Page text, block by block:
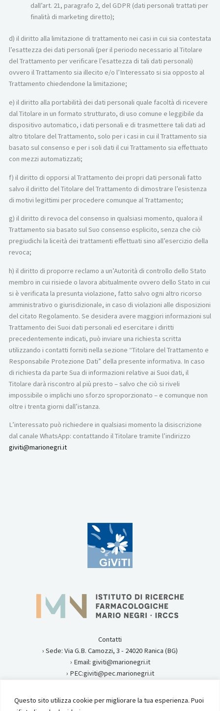
Questo sito utilizza cookie per migliorare la tua esperienza. Puoi
dall’art. 21, paragrafo 2, del GDPR (dati personali trattati per
finalità di marketing diretto);
d) il diritto alla limitazione di trattamento nei casi in cui sia contestata
l’esattezza dei dati personali (per il periodo necessario al Titolare
del Trattamento per verificare l’esattezza di tali dati personali)
ovvero il Trattamento sia illecito e/o l’Interessato si sia opposto al
Trattamento chiedendone la limitazione;
e) il diritto alla portabilità dei dati personali quale facoltà di ricevere
dal Titolare in un formato strutturato, di uso comune e leggibile da
dispositivo automatico, i dati personali e di trasmettere tali dati ad
altro titolare del Trattamento, solo per i casi in cui il Trattamento sia
basato sul consenso e per i soli dati il cui Trattamento sia effettuato
con mezzi automatizzati;
f) il diritto di opporsi al Trattamento dei propri dati personali fatto
salvo il diritto del Titolare del Trattamento di dimostrare l’esistenza
di motivi legittimi per procedere comunque al Trattamento;
g) il diritto di revoca del consenso in qualsiasi momento, qualora il
Trattamento sia basato sul Suo consenso esplicito, senza che ciò
pregiudichi la liceità dei trattamenti effettuati sino all’esercizio della
revoca;
h) il diritto di proporre reclamo a un’Autorità di controllo dello Stato
membro in cui risiede o lavora abitualmente ovvero dello Stato in cui
si è verificata la presunta violazione, fatto salvo ogni altro ricorso
amministrativo o giurisdizionale, in caso di violazioni alle disposizioni
del citato Regolamento. Se desidera avere maggiori informazioni sul
Trattamento dei Suoi dati personali ed esercitare i diritti
precedentemente indicati, può inviare una richiesta scritta
utilizzando i contatti forniti nella sezione “Titolare del Trattamento e
Responsabile Protezione Dati” della presente informativa. In caso
di richiesta da parte Sua di informazioni relative ai Suoi dati, il
Titolare darà riscontro al più presto – salvo che ciò si riveli
impossibile o implichi uno sforzo sproporzionato – e comunque non
oltre i trenta giorni dall’istanza.
L’interessato può richiedere in qualsiasi momento la disiscrizione
dal canale WhatsApp: contattando il Titolare tramite l’indirizzo
giviti@marionegri.it
Contatti
› Sede: Via G.B. Camozzi, 3 - 24020 Ranica (BG)
› Email: giviti@marionegri.it
› PEC:giviti@pec.marionegri.it
Privacy